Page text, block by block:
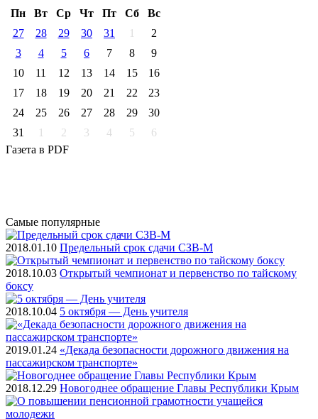
Пн
Вт Ср Чт Пт Cб
Вс
27
28 29 30 31 1
2
3
4 5 6 7 8
9
10
11 12 13 14 15
16
17
18 19 20 21 22
23
24
25 26 27 28 29
30
31
1 2 3 4 5
6
Газета в PDF
Самые популярные
2018.01.10 Предельный срок сдачи СЗВ-М
2018.10.03 Открытый чемпионат и первенство по тайскому
боксу
2018.10.04 5 октября — День учителя
2019.01.24 «Декада безопасности дорожного движения на
пассажирском транспорте»
2018.12.29 Новогоднее обращение Главы Республики Крым